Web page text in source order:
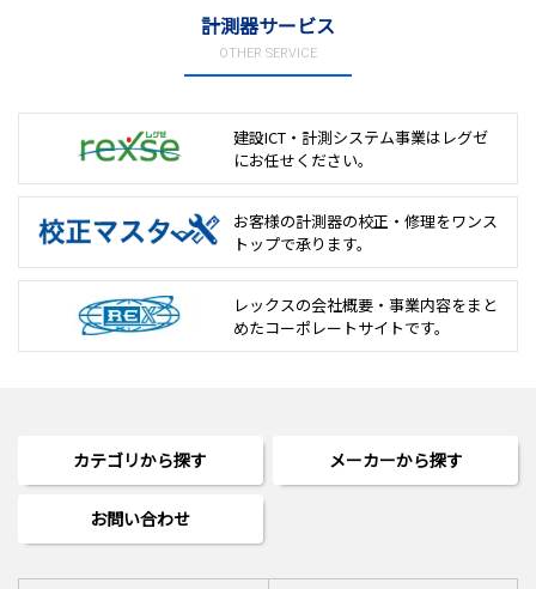
計測器サービス
OTHER SERVICE
建設ICT・計測システム事業は レグゼ
にお任せください。
お客様の計測器の校正・修理をワンス
トップで承ります。
レックスの会社概要・事業内容をまと
めたコーポレートサイトです。
カテゴリから探す メーカーから探す
お問い合わせ